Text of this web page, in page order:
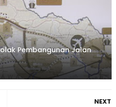
Pembangunan Jalan
NEXT